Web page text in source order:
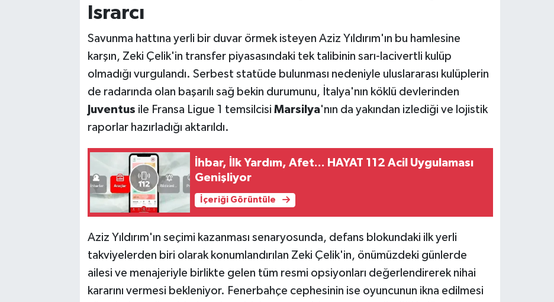
Israrcı
Savunma hattına yerli bir duvar örmek isteyen Aziz Yıldırım'ın bu hamlesine
karşın, Zeki Çelik'in transfer piyasasındaki tek talibinin sarı-lacivertli kulüp
olmadığı vurgulandı. Serbest statüde bulunması nedeniyle uluslararası kulüplerin
de radarında olan başarılı sağ bekin durumunu, İtalya'nın köklü devlerinden
Juventus ile Fransa Ligue 1 temsilcisi Marsilya'nın da yakından izlediği ve lojistik
raporlar hazırladığı aktarıldı.
İhbar, İlk Yardım, Afet... HAYAT 112 Acil Uygulaması
Genişliyor
İçeriği Görüntüle
Aziz Yıldırım'ın seçimi kazanması senaryosunda, defans blokundaki ilk yerli
takviyelerden biri olarak konumlandırılan Zeki Çelik'in, önümüzdeki günlerde
ailesi ve menajeriyle birlikte gelen tüm resmi opsiyonları değerlendirerek nihai
kararını vermesi bekleniyor. Fenerbahçe cephesinin ise oyuncunun ikna edilmesi